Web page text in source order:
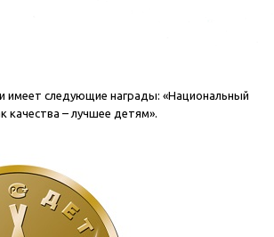
имеет следующие награды: «Национальный
качества – лучшее детям».